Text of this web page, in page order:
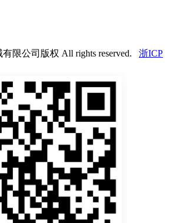
限公司版权 All rights reserved. 浙ICP